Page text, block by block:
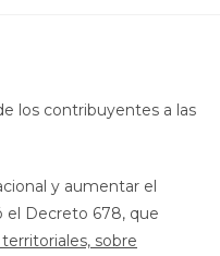
los contribuyentes a las
y aumentar el
el Decreto 678, que
sobre